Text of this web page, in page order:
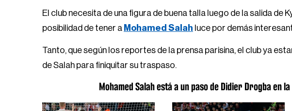
El club necesita de una figura de buena talla luego de la salida de
posibilidad de tener a Mohamed Salah luce por demás
Tanto, que según los reportes de la prensa parisina, el club ya
de Salah para finiquitar su traspaso.
Mohamed Salah está a un paso de Didier Drogba en